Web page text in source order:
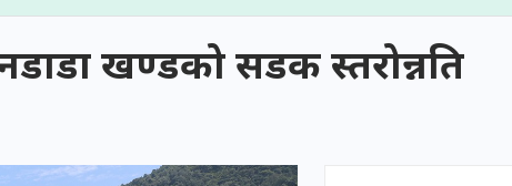
खण्डको सडक स्तरोन्नति